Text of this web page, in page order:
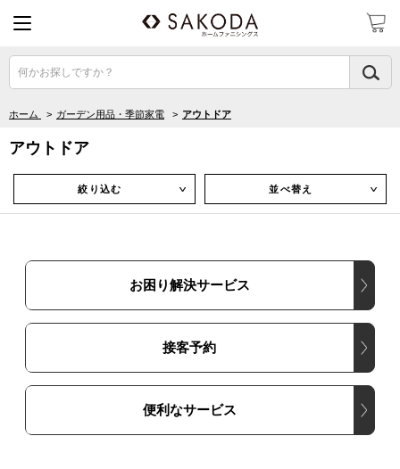
何かお探しですか？
ホーム > ガーデン用品・季節家電 > アウトドア
アウトドア
絞り込む ∨ 並べ替え ∨
お困り解決サービス
接客予約
便利なサービス